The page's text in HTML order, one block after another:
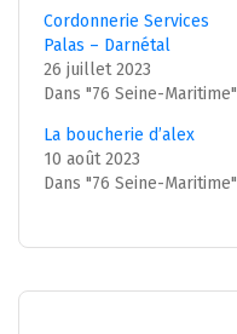
Cordonnerie Services
Palas – Darnétal
26 juillet 2023
Dans "76 Seine-Maritime"
La boucherie d’alex
10 août 2023
Dans "76 Seine-Maritime"